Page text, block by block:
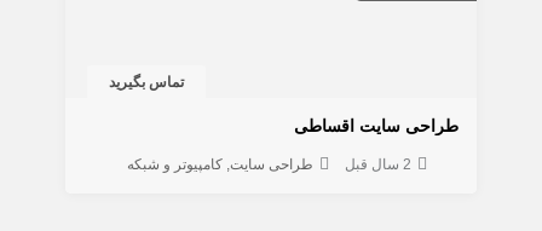
تماس بگیرید
طراحی سایت اقساطی
2 سال قبل طراحی سایت کامپیوتر و شبکه